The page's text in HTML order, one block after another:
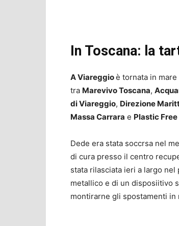
In Toscana: la
A Viareggioè tornata in
tra Marevivo Toscana,
di Viareggio, Direzione
Massa Carrara e Plastic Free
Dede era stata soccrsa nel
di cura presso il centro
stata rilasciata ieri a largo
metallico e di un disposiitivo
montirarne gli spostamenti in